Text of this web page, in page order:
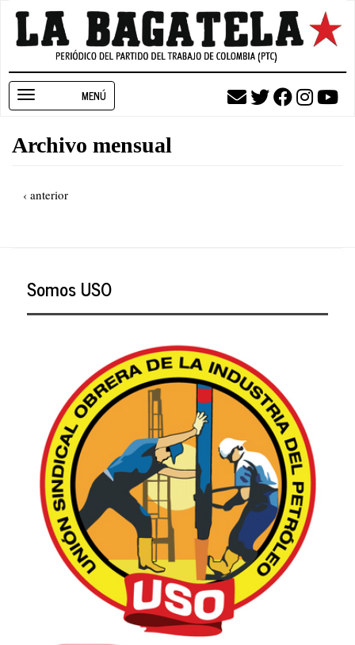
Pasar
contenido
navigation
Archivo mensual
Paginación
Página
‹ anterior
Somos USO